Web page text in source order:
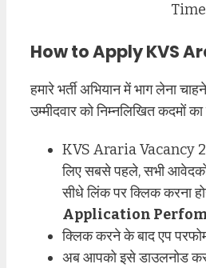
How to Apply KVS
हमारे भर्ती अभियान में भाग लेना
उम्मीदवार को निम्नलिखित कदमों
KVS Araria Vacancy
लिए सबसे पहले, सभी आवेदकों
सीधे लिंक पर क्लिक करना
Application
क्लिक करने के बाद एप
अब आपको इसे डाउलनोड